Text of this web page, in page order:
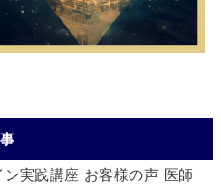
ン実践講座 お客様の声 医師